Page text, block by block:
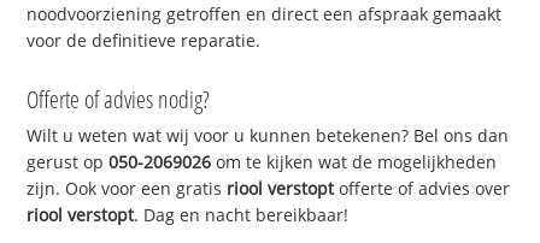
noodvoorziening getroffen en direct een afspraak gemaakt
voor de definitieve reparatie.
Offerte of advies nodig?
Wilt u weten wat wij voor u kunnen betekenen? Bel ons dan
gerust op050-2069026 om te kijken wat de mogelijkheden
zijn. Ook voor een gratis riool verstoptofferte of advies over
riool verstopt. Dag en nacht bereikbaar!